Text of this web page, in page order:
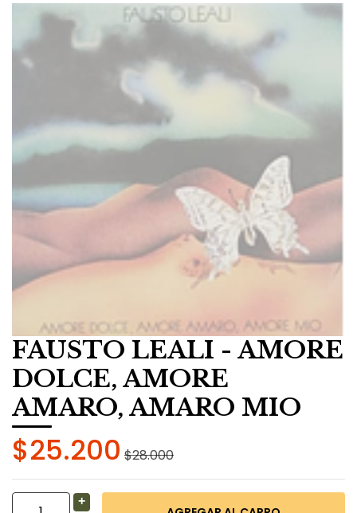
FAUSTO LEALI - AMORE
DOLCE, AMORE
AMARO, AMARO MIO
$25.200 $28.000
+